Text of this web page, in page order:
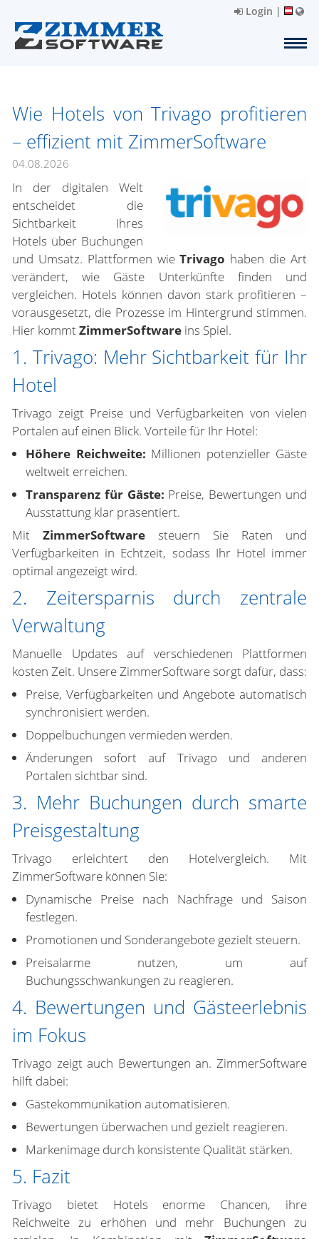
Login |
Wie Hotels von Trivago profitieren
– effizient mit ZimmerSoftware
04.08.2026
In der digitalen Welt
entscheidet die
Sichtbarkeit Ihres
Hotels über Buchungen
und Umsatz. Plattformen wie Trivago haben die Art
verändert, wie Gäste Unterkünfte finden und
vergleichen. Hotels können davon stark profitieren –
vorausgesetzt, die Prozesse im Hintergrund stimmen.
Hier kommtZimmerSoftware ins Spiel.
1. Trivago: Mehr Sichtbarkeit für Ihr
Hotel
Trivago zeigt Preise und Verfügbarkeiten von vielen
Portalen auf einen Blick. Vorteile für Ihr Hotel:
Höhere Reichweite: Millionen potenzieller Gäste
weltweit erreichen.
Transparenz für Gäste: Preise, Bewertungen und
Ausstattung klar präsentiert.
Mit ZimmerSoftware steuern Sie Raten und
Verfügbarkeiten in Echtzeit, sodass Ihr Hotel immer
optimal angezeigt wird.
2. Zeitersparnis durch zentrale
Verwaltung
Manuelle Updates auf verschiedenen Plattformen
kosten Zeit. Unsere ZimmerSoftware sorgt dafür, dass:
Preise, Verfügbarkeiten und Angebote automatisch
synchronisiert werden.
Doppelbuchungen vermieden werden.
Änderungen sofort auf Trivago und anderen
Portalen sichtbar sind.
3. Mehr Buchungen durch smarte
Preisgestaltung
Trivago erleichtert den Hotelvergleich. Mit
ZimmerSoftware können Sie:
Dynamische Preise nach Nachfrage und Saison
festlegen.
Promotionen und Sonderangebote gezielt steuern.
Preisalarme nutzen, um auf
Buchungsschwankungen zu reagieren.
4. Bewertungen und Gästeerlebnis
im Fokus
Trivago zeigt auch Bewertungen an. ZimmerSoftware
hilft dabei:
Gästekommunikation automatisieren.
Bewertungen überwachen und gezielt reagieren.
Markenimage durch konsistente Qualität stärken.
5. Fazit
Trivago bietet Hotels enorme Chancen, ihre
Reichweite zu erhöhen und mehr Buchungen zu